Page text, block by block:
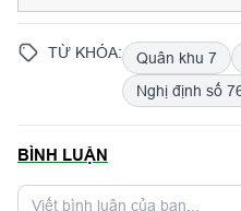
Đặng Văn Lẫm, Ủy viên
TỪ KHÓA: Quân khu 7
Nghị định số
BÌNH LUẬN